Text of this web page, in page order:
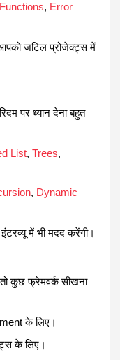
, Error
जटिल प्रोजेक्ट्स में
पर ध्यान देना बहुत
List, Trees,
, Dynamic
में भी मदद करेंगी।
कुछ फ्रेमवर्क सीखना
के लिए।
के लिए।